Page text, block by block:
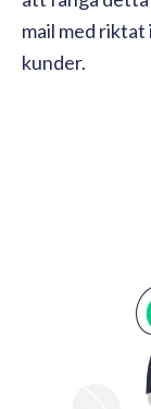
mail med
kunder.